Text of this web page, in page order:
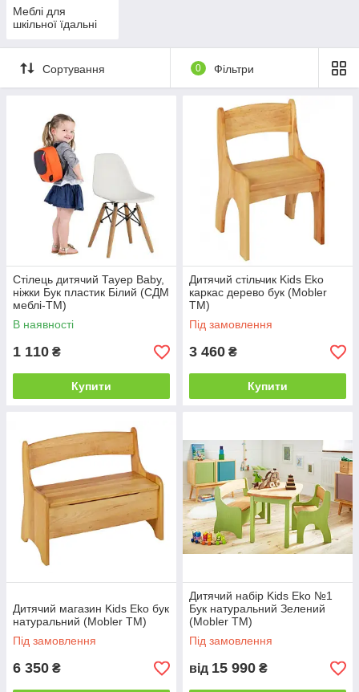
Меблі для
шкільної їдальні
Сортування 0 Фільтри
Стілець дитячий Тауер Вaby,
ніжки Бук пластик Білий (СДМ
меблі-ТМ)
В наявності
1 110 ₴
Купити
Дитячий стільчик Kids Eko
каркас дерево бук (Mobler
TM)
Під замовлення
3 460 ₴
Купити
Дитячий магазин Kids Eko бук
натуральний (Mobler TM)
Під замовлення
6 350 ₴
Дитячий набір Kids Eko №1
Бук натуральний Зелений
(Mobler TM)
Під замовлення
від 15 990 ₴